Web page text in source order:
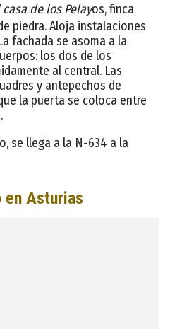
casa de los Pelayos, finca
piedra. Aloja instalaciones
fachada se asoma a la
los dos de los
al central. Las
y antepechos de
la puerta se coloca entre
se llega a la N-634 a la